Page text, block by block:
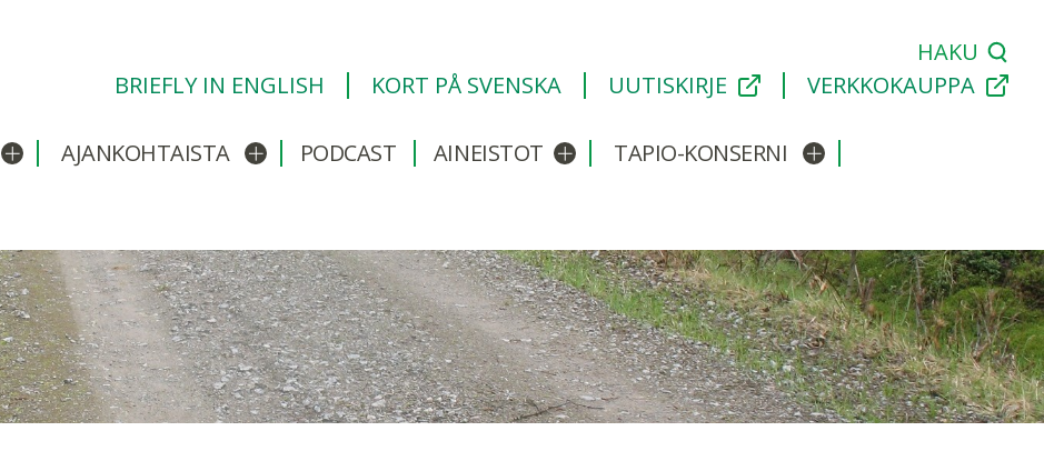
HAKU
BRIEFLY IN ENGLISH
KORT PÅ SVENSKA UUTISKIRJE VERKKOKAUPPA
Avaa/sulje alavalikko
AJANKOHTAISTA Avaa/sulje alavalikko
PODCAST AINEISTOT Avaa/sulje alavalikko
TAPIO-KONSERNI Avaa/sulje alavalikko